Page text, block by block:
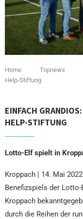
Home Topnews
Help-Stiftung
EINFACH
HELP-STIFTUNG
Lotto-Elf spielt in
Kroppach | 14. Mai
Benefizspiels der
Kroppach
durch die Reihen der